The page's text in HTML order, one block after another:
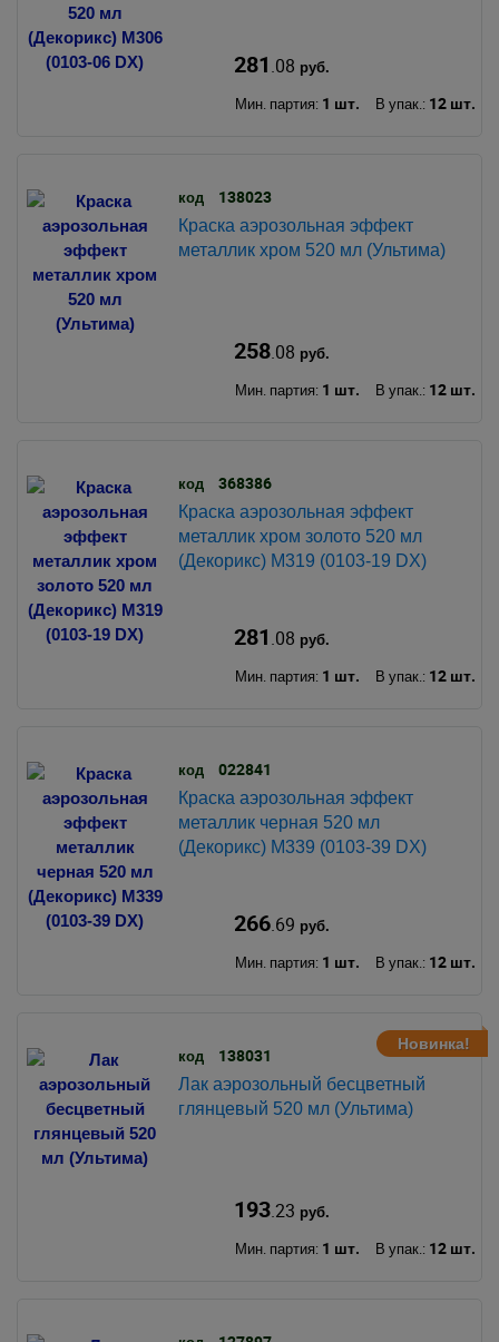
281.08 руб.
Мин. партия: 1 шт. В упак.: 12 шт.
код 138023
Краска аэрозольная эффект
металлик хром 520 мл (Ультима)
258.08 руб.
Мин. партия: 1 шт. В упак.: 12 шт.
код 368386
Краска аэрозольная эффект
металлик хром золото 520 мл
(Декорикс) М319 (0103-19 DX)
281.08 руб.
Мин. партия: 1 шт. В упак.: 12 шт.
код 022841
Краска аэрозольная эффект
металлик черная 520 мл
(Декорикс) М339 (0103-39 DX)
266.69 руб.
Мин. партия: 1 шт. В упак.: 12 шт.
Новинка!
код 138031
Лак аэрозольный бесцветный
глянцевый 520 мл (Ультима)
193.23 руб.
Мин. партия: 1 шт. В упак.: 12 шт.